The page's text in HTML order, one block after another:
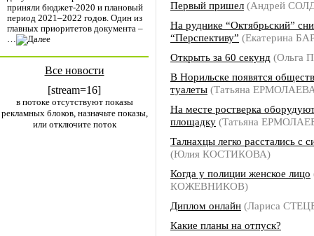
приняли бюджет-2020 и плановый
период 2021–2022 годов. Один из
главных приоритетов документа –
…
Все новости
[stream=16]
в потоке отсутствуют показы
рекламных блоков, назначьте показы,
или отключите поток
Первый пришел (Андрей
На руднике “Октябрьский”
“Перспективу” (Екатерина
Открыть за 60 секунд (Ольга
В Норильске появятся
туалеты (Татьяна
На месте ростверка
площадку (Татьяна
Талнахцы легко расстались с
(Юлия КОСТИКОВА)
Когда у полиции женское лицо
КОЖЕВНИКОВ)
Диплом онлайн (Лариса
Какие планы на отпуск?